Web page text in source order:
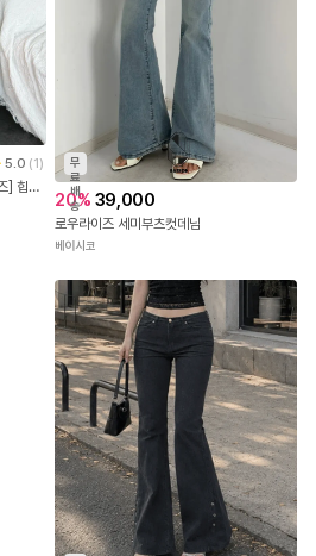
5.0 (1)
실제소장템✨ [🌊여름소재/로우라이즈] 힙딥 싹 커버해주는 골반뽕 청바지, 로코 부츠컷 워싱 데님 세미로우라이즈 골반패드 여름데님 청바지
무
료
배
송
20% 39,000
로우라이즈 세미부츠컷데님
베이시코